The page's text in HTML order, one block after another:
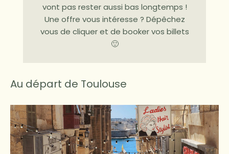
vont pas rester aussi bas longtemps !
Une offre vous intéresse ? Dépêchez
vous de cliquer et de booker vos billets
🙂
Au départ de Toulouse